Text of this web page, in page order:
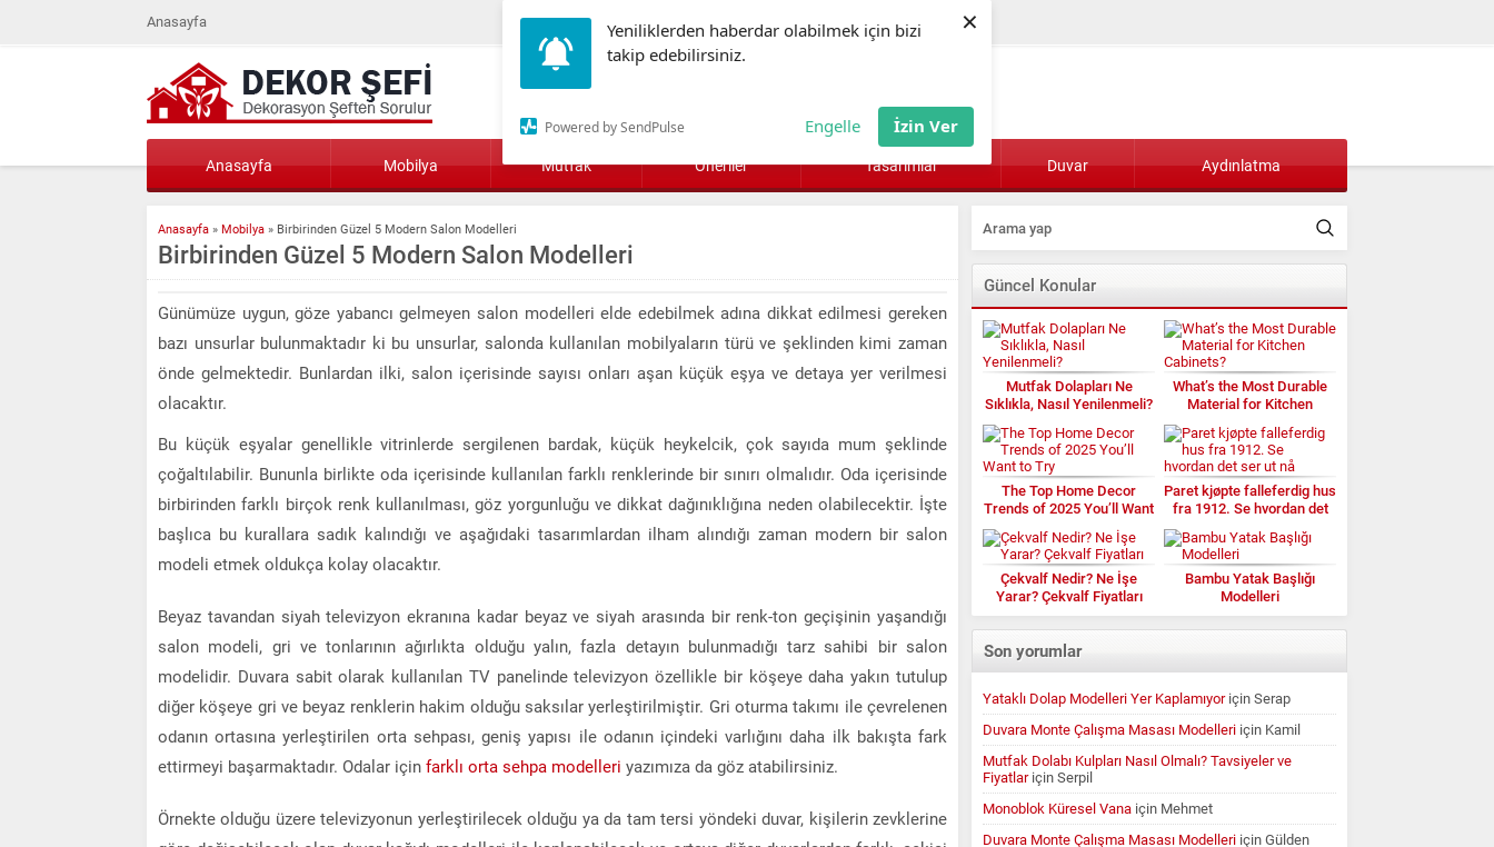
Yeniliklerden haberdar olabilmek için bizi
takip edebilirsiniz.
Powered by SendPulse Engelle İzin Ver
×
Anasayfa
Anasayfa Mobilya Mutfak Öneriler Tasarımlar Duvar Aydınlatma
Anasayfa » Mobilya » Birbirinden Güzel 5 Modern Salon Modelleri
Birbirinden Güzel 5 Modern Salon Modelleri
Günümüze uygun, göze yabancı gelmeyen salon modelleri elde edebilmek adına dikkat edilmesi gereken
bazı unsurlar bulunmaktadır ki bu unsurlar, salonda kullanılan mobilyaların türü ve şeklinden kimi zaman
önde gelmektedir. Bunlardan ilki, salon içerisinde sayısı onları aşan küçük eşya ve detaya yer verilmesi
olacaktır.
Bu küçük eşyalar genellikle vitrinlerde sergilenen bardak, küçük heykelcik, çok sayıda mum şeklinde
çoğaltılabilir. Bununla birlikte oda içerisinde kullanılan farklı renklerinde bir sınırı olmalıdır. Oda içerisinde
birbirinden farklı birçok renk kullanılması, göz yorgunluğu ve dikkat dağınıklığına neden olabilecektir. İşte
başlıca bu kurallara sadık kalındığı ve aşağıdaki tasarımlardan ilham alındığı zaman modern bir salon
modeli etmek oldukça kolay olacaktır.
Beyaz tavandan siyah televizyon ekranına kadar beyaz ve siyah arasında bir renk-ton geçişinin yaşandığı
salon modeli, gri ve tonlarının ağırlıkta olduğu yalın, fazla detayın bulunmadığı tarz sahibi bir salon
modelidir. Duvara sabit olarak kullanılan TV panelinde televizyon özellikle bir köşeye daha yakın tutulup
diğer köşeye gri ve beyaz renklerin hakim olduğu saksılar yerleştirilmiştir. Gri oturma takımı ile çevrelenen
odanın ortasına yerleştirilen orta sehpası, geniş yapısı ile odanın içindeki varlığını daha ilk bakışta fark
ettirmeyi başarmaktadır. Odalar için farklı orta sehpa modelleri yazımıza da göz atabilirsiniz.
Örnekte olduğu üzere televizyonun yerleştirilecek olduğu ya da tam tersi yöndeki duvar, kişilerin zevklerine
Güncel Konular
Mutfak Dolapları Ne
Sıklıkla, Nasıl Yenilenmeli?
What’s the Most Durable
Material for Kitchen
The Top Home Decor
Trends of 2025 You’ll Want
Paret kjøpte falleferdig hus
fra 1912. Se hvordan det
Çekvalf Nedir? Ne İşe
Yarar? Çekvalf Fiyatları
Bambu Yatak Başlığı
Modelleri
Son yorumlar
Yataklı Dolap Modelleri Yer Kaplamıyoriçin Serap
Duvara Monte Çalışma Masası Modelleri için Kamil
Mutfak Dolabı Kulpları Nasıl Olmalı? Tavsiyeler ve
Fiyatlariçin Serpil
Monoblok Küresel Vana için Mehmet
Duvara Monte Çalışma Masası Modelleri için Gülden